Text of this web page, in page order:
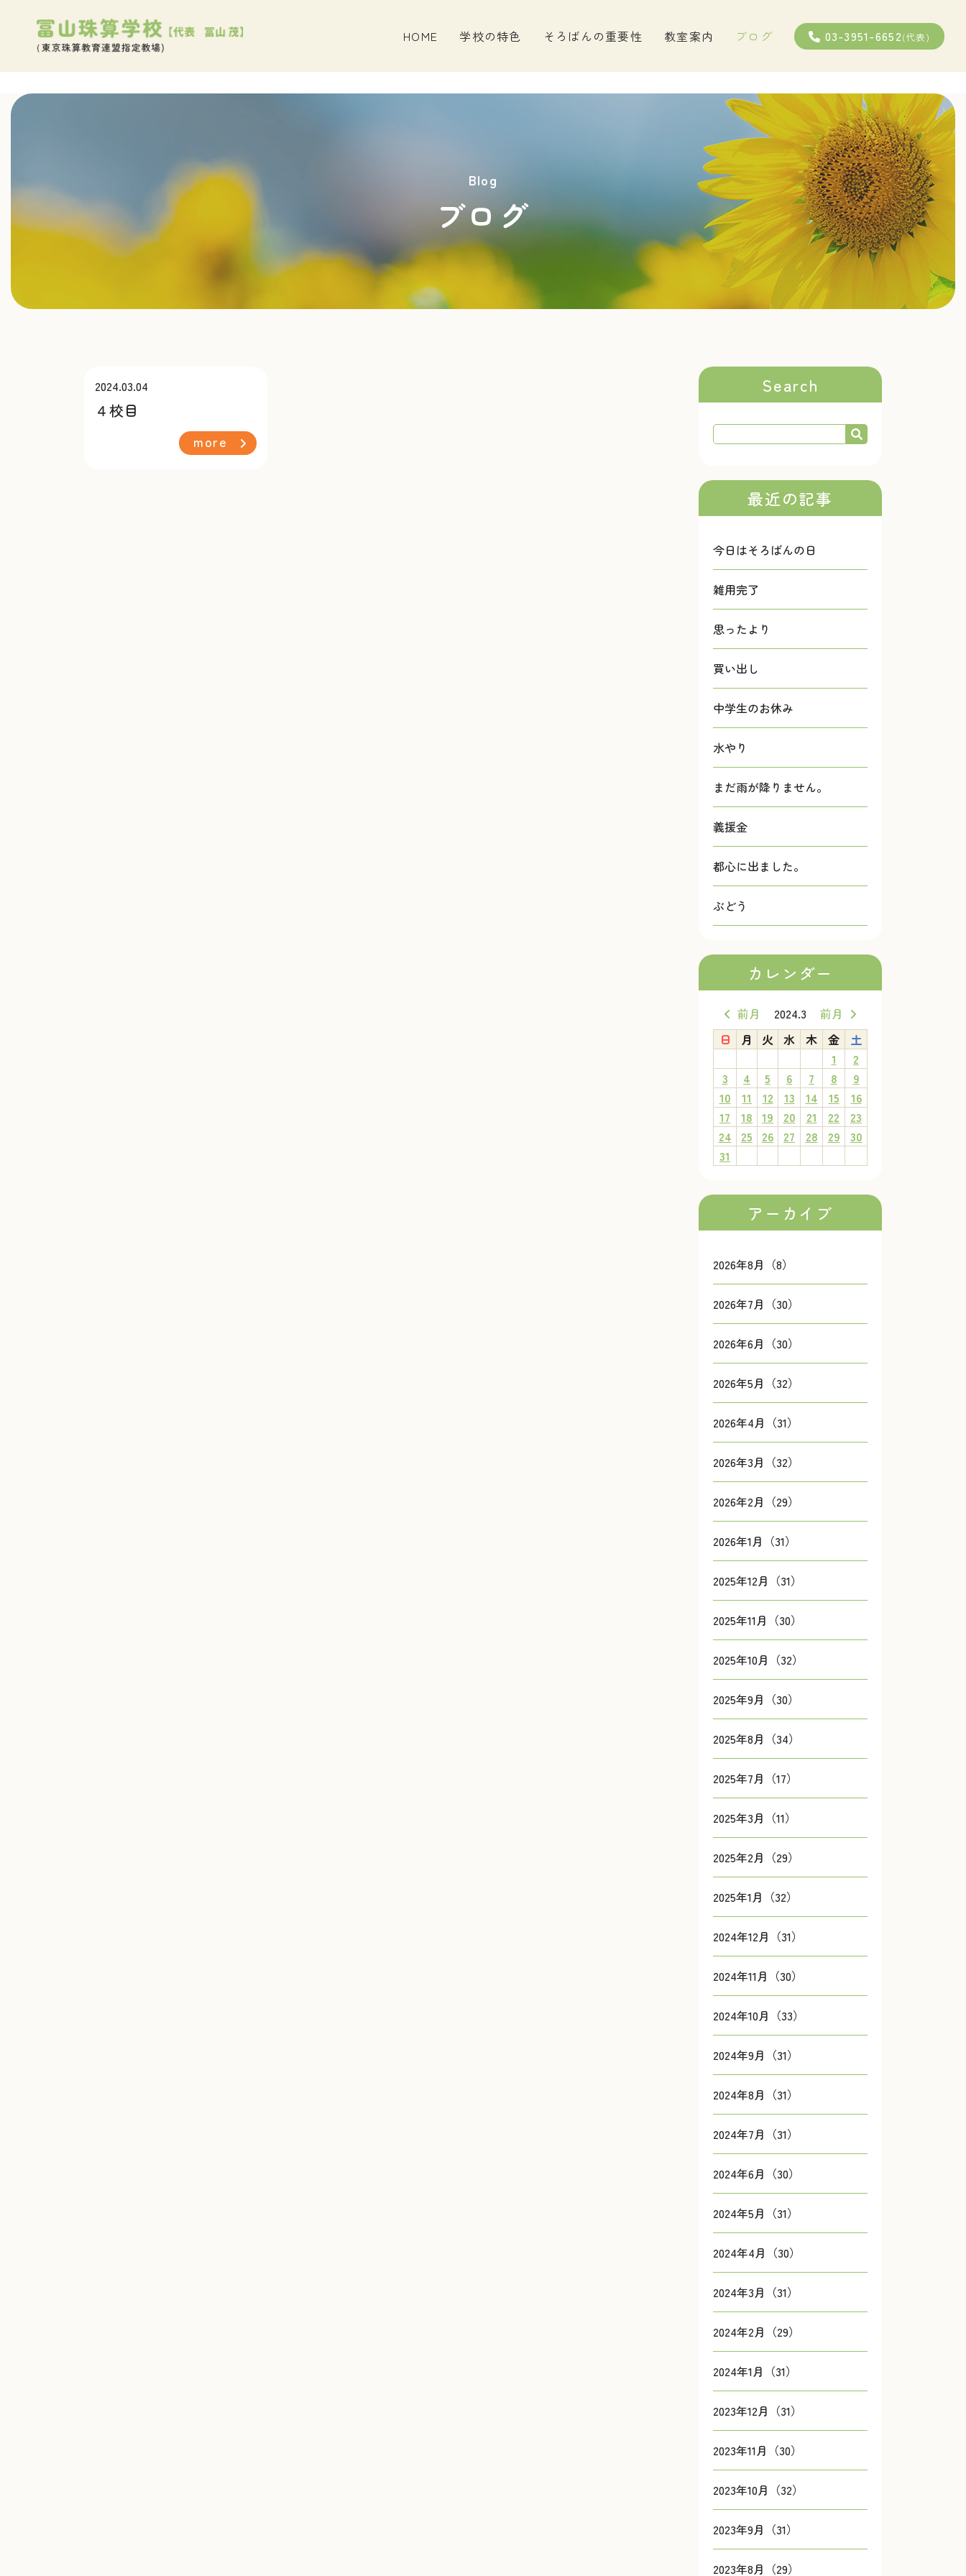
HOME 学校の特色 そろばんの重要性 教室案内 ブログ 03-3951-6652(代表)
Blog
ブログ
2024.03.04
４校目
more
Search
最近の記事
今日はそろばんの日
雑用完了
思ったより
買い出し
中学生のお休み
水やり
まだ雨が降りません。
義援金
都心に出ました。
ぶどう
カレンダー
前月 2024.3
前月
日
月 火 水 木 金
土
1
2
3
4 5 6 7 8
9
10
11 12 13 14 15
16
17
18 19 20 21 22
23
24 25 26 27 28 29
30
31
アーカイブ
2026年8月（8）
2026年7月（30）
2026年6月（30）
2026年5月（32）
2026年4月（31）
2026年3月（32）
2026年2月（29）
2026年1月（31）
2025年12月（31）
2025年11月（30）
2025年10月（32）
2025年9月（30）
2025年8月（34）
2025年7月（17）
2025年3月（11）
2025年2月（29）
2025年1月（32）
2024年12月（31）
2024年11月（30）
2024年10月（33）
2024年9月（31）
2024年8月（31）
2024年7月（31）
2024年6月（30）
2024年5月（31）
2024年4月（30）
2024年3月（31）
2024年2月（29）
2024年1月（31）
2023年12月（31）
2023年11月（30）
2023年10月（32）
2023年9月（31）
2023年8月（29）